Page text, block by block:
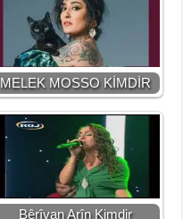
MELEK MOSSO KİMDİR
Bêrîvan Arîn Kimdir